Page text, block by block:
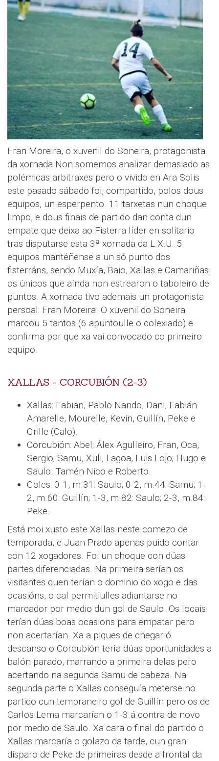
Fran Moreira, o xuvenil do Soneira, protagonista
da xornada Non somemos analizar demasiado as
polémicas arbitraxes pero o vivido en Ara Solis
este pasado sábado foi, compartido, polos dous
equipos, un esperpento. 11 tarxetas nun choque
limpo, e dous finais de partido dan conta dun
empate que deixa ao Fisterra líder en solitario
tras disputarse esta 3ª xornada da L.X.U. 5
equipos mantéñense a un só punto dos
fisterráns, sendo Muxía, Baio, Xallas e Camariñas
os únicos que aínda non estrearon o taboleiro de
puntos. A xornada tivo ademais un protagonista
persoal: Fran Moreira. O xuvenil do Soneira
marcou 5 tantos (6 apuntoulle o colexiado) e
confirma por que xa vai convocado co primeiro
equipo.
XALLAS - CORCUBIÓN (2-3)
Xallas: Fabian, Pablo Nando, Dani, Fabián
Amarelle, Mourelle, Kevin, Guillín, Peke e
Grille (Calo).
Corcubión: Abel; Álex Agulleiro, Fran, Oca,
Sergio; Samu, Xuli, Lagoa, Luis Lojo; Hugo e
Saulo. Tamén Nico e Roberto.
Goles: 0-1, m.31: Saulo; 0-2, m.44: Samu; 1-
2, m.60: Guillín; 1-3, m.82: Saulo; 2-3, m.84:
Peke.
Está moi xusto este Xallas neste comezo de
temporada, e Juan Prado apenas puido contar
con 12 xogadores. Foi un choque con dúas
partes diferenciadas. Na primeira serían os
visitantes quen terían o dominio do xogo e das
ocasións, o cal permitiulles adiantarse no
marcador por medio dun gol de Saulo. Os locais
terían dúas boas ocasions para empatar pero
non acertarían. Xa a piques de chegar ó
descanso o Corcubión tería dúas oportunidades a
balón parado, marrando a primeira delas pero
acertando na segunda Samu de cabeza. Na
segunda parte o Xallas conseguía meterse no
partido cun tempraneiro gol de Guillín pero os de
Carlos Lema marcarían o 1-3 á contra de novo
por medio de Saulo. Xa cara o final do partido o
Xallas marcaría o golazo da tarde, cun gran
disparo de Peke de primeiras desde a frontal da